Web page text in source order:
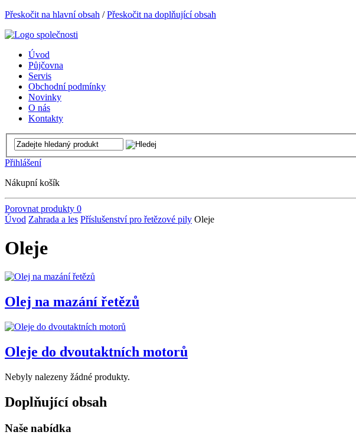
Přeskočit na hlavní obsah /Přeskočit na doplňující obsah
Úvod
Půjčovna
Servis
Obchodní podmínky
Novinky
O nás
Kontakty
Přihlášení
Nákupní košík
Porovnat produkty 0
Úvod Zahrada a les Příslušenství pro řetězové pily Oleje
Oleje
Olej na mazání řetězů
Oleje do dvoutaktních motorů
Nebyly nalezeny žádné produkty.
Doplňující obsah
Naše nabídka